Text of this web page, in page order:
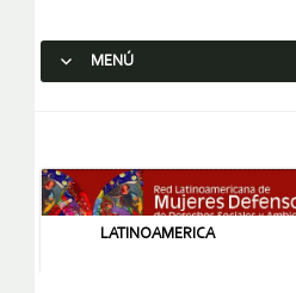
MENÚ
LATINOAMERICA